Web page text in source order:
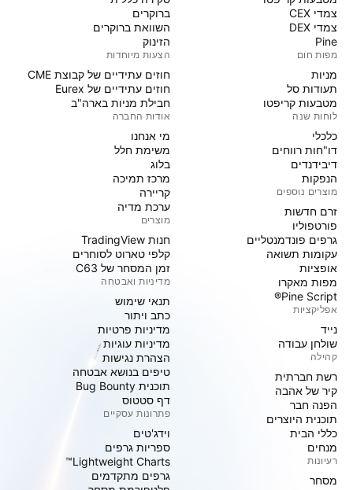
צמדי CEX
צמדי DEX
Pine
מפות חום
מניות‏
תעודות סל
מטבעות קריפטו
לוחות שנה
כלכלי
דו"חות רווחים
דיבידנדים
הנפקות
מוצרים נוספים
זרם חדשות
פורטפוליו
גרפים פונדמנטליים
עקומות תשואה
אופציות
מפות מאקרו
Pine Script®
אפליקציות
נייד
שולחן עבודה
קהילה
רשת חברתית
קיר של אהבה
הפנה חבר
תוכנית היוצרים
כללי הבית
מנחים
רעיונות
מסחר
ברוקרים
השוואת ברוקרים
הזינוק
הצעות מיוחדות
חוזים עתידיים של קבוצת CME
חוזים עתידיים של Eurex
חבילת מניות בארה"ב
אודות החברה
מי אנחנו
משימת חלל
בלוג
מרכז תמיכה
קריירה
ערכת מדיה
מוצרים
חנות TradingView
קלפי טארוט לסוחרים
זמן המסחר של C63
מדיניות ואבטחה
תנאי שימוש
כתב ויתור
מדיניות פרטיות
מדיניות עוגיות
הצהרת נגישות
טיפים בנושא אבטחה
תוכנית Bug Bounty
דף סטטוס
פתרונות עסקיים
וידג'טים
ספריות גרפים
Lightweight Charts™
גרפים מתקדמים